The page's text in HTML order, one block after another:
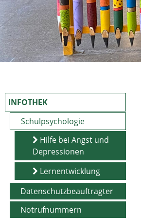
INFOTHEK
Schulpsychologie
Hilfe bei Angst und
Depressionen
Lernentwicklung
Datenschutzbeauftragter
Notrufnummern